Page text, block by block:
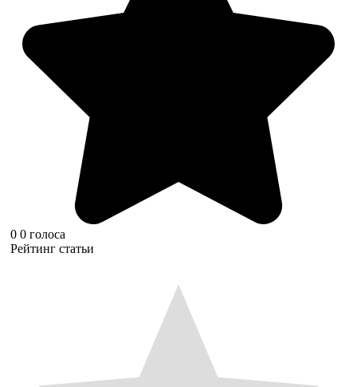
0 0 голоса
Рейтинг статьи